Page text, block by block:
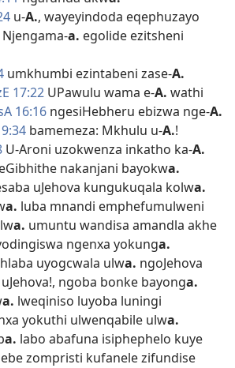
u-A., wayeyindoda eqephuzayo
Njengama-a. egolide ezitsheni
umkhumbi ezintabeni zase-A.
17:22 UPawulu wama e-A. wathi
16:16 ngesiHebheru ebizwa nge-A.
bamemeza: Mkhulu u-A.!
U-Aroni uzokwenza inkatho ka-A.
nakanjani bayokwa.
uJehova kungukuqala kolwa.
a. luba mnandi emphefumulweni
a. umuntu wandisa amandla akhe
ngenxa yokunga.
uyogcwala ulwa. ngoJehova
uJehova!, ngoba bonke bayonga.
a. lweqiniso luyoba luningi
yokuthi ulwenqabile ulwa.
a. labo abafuna isiphephelo kuye
zompristi kufanele zifundise